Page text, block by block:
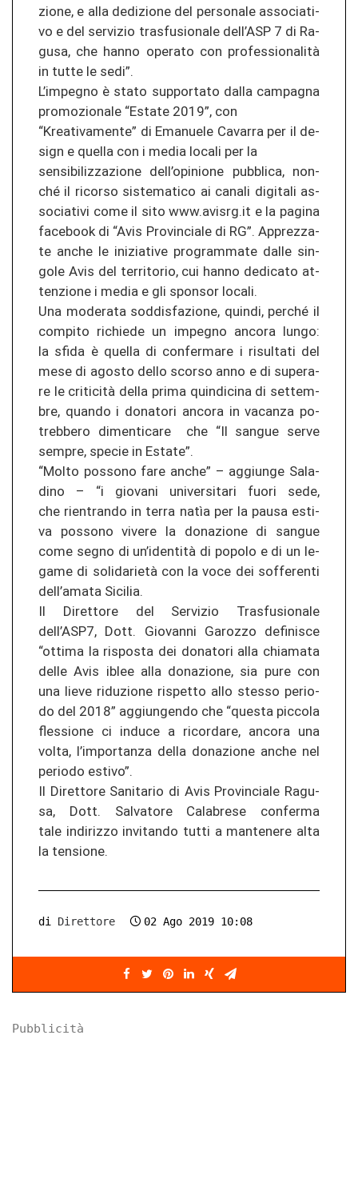
zio­ne, e alla de­di­zio­ne del per­so­na­le as­so­cia­ti­
vo e del ser­vi­zio tras­fu­sio­na­le dell’ASP 7 di Ra­
gu­sa, che hanno ope­ra­to con professionalità
in tutte le sedi”.
L’im­pe­g­no è stato sup­por­ta­to dalla cam­pag­na
pro­mo­zio­na­le “Es­ta­te 2019”, con
“Kreativamente” di Ema­nue­le Cav­ar­ra per il de­
sign e quel­la con i media lo­ca­li per la
sen­si­bi­li­z­za­zio­ne dell’opi­nio­ne pu­bbli­ca, non­
ché il ri­cor­so sis­te­ma­ti­co ai ca­na­li digi­ta­li as­
so­cia­ti­vi come il sito www.avisrg.it e la pa­gi­na
facebook di “Avis Pro­vin­cia­le di RG”. Ap­pre­z­za­
te anche le in­izia­ti­ve pro­gram­ma­te dalle sin­
go­le Avis del ter­ri­to­rio, cui hanno de­di­ca­to at­
ten­zio­ne i media e gli spon­sor lo­ca­li.
Una mo­de­ra­ta sod­dis­fa­zio­ne, quin­di, per­ché il
com­pi­to ri­chie­de un im­pe­g­no an­co­ra lungo:
la sfida è quel­la di con­fer­ma­re i ri­sul­ta­ti del
mese di agosto dello scor­so anno e di su­pe­ra­
re le criticità della prima quin­di­ci­na di set­tem­
bre, quan­do i do­na­to­ri an­co­ra in va­can­za po­
treb­be­ro dimen­ti­ca­re che “Il san­gue serve
sem­pre, spe­cie in Es­ta­te”.
“Molto pos­so­no fare anche” – ag­g­iun­ge Sa­la­
di­no – “i gio­v­a­ni uni­ver­si­ta­ri fuori sede,
che rien­tran­do in terra natìa per la pausa es­ti­
va pos­so­no vi­ve­re la do­na­zio­ne di san­gue
come segno di un’identità di po­po­lo e di un le­
ga­me di solidarietà con la voce dei sof­fe­ren­ti
dell’amata Si­ci­lia.
Il Di­ret­to­re del Ser­vi­zio Tras­fu­sio­na­le
dell’ASP7, Dott. Gio­van­ni Ga­ro­z­zo de­fi­nis­ce
“ot­ti­ma la ris­pos­ta dei do­na­to­ri alla chia­ma­ta
delle Avis iblee alla do­na­zio­ne, sia pure con
una lieve ri­du­zio­ne ris­pet­to allo st­es­so pe­rio­
do del 2018” ag­g­iun­gen­do che “ques­ta pic­co­la
fles­sio­ne ci in­du­ce a ri­cor­da­re, an­co­ra una
volta, l’im­por­tan­za della do­na­zio­ne anche nel
pe­rio­do es­ti­vo”.
Il Di­ret­to­re Sa­ni­ta­rio di Avis Pro­vin­cia­le Ra­gu­
sa, Dott. Sal­va­to­re Ca­la­bre­se con­fer­ma
tale in­di­ri­z­zo in­vi­tan­do tutti a man­te­ne­re alta
la ten­sio­ne.
di Direttore 02 Ago 2019 10:08
Pubblicità